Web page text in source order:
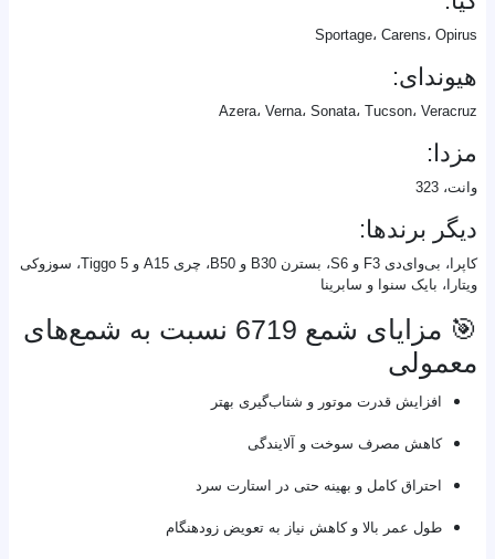
Sportage، Carens، Opirus
هیوندای:
Azera، Verna، Sonata، Tucson، Veracruz
مزدا:
وانت، 323
دیگر برندها:
کاپرا، بی‌وای‌دی F3 و S6، بسترن B30 و B50، چری A15 و Tiggo 5، سوزوکی
ویتارا، بایک سنوا و سابرینا
🎯 مزایای شمع 6719 نسبت به شمع‌های
معمولی
افزایش قدرت موتور و شتاب‌گیری بهتر
کاهش مصرف سوخت و آلایندگی
احتراق کامل و بهینه حتی در استارت سرد
طول عمر بالا و کاهش نیاز به تعویض زودهنگام